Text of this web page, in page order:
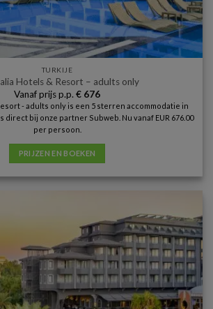
TURKIJE
Hotels & Resort – adults only
Vanaf prijs p.p. € 676
- adults only is een 5 sterren accommodatie in
direct bij onze partner Subweb. Nu vanaf EUR 676.00
per persoon.
PRIJZEN EN BOEKEN